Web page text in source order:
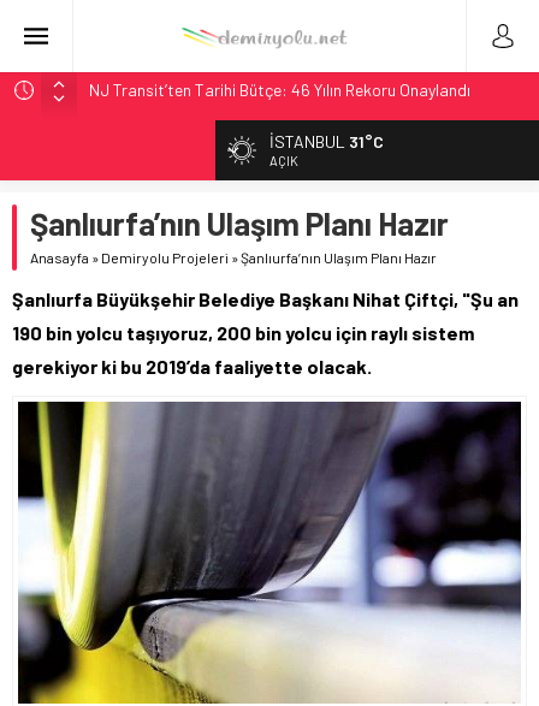
NJ Transit’ten Tarihi Bütçe: 46 Yılın Rekoru Onaylandı
Rocky Mountain, Güneş Enerjili Tesisten İlk Rayı Sevk Etti
AAR, MIT ve Berkeley Dahil 4 Üniversiteyle Araştırma
Konsorsiyumu Başlattı
Long Beach Limanı’na 58 Milyon Dolarlık Yeşil Yatırım Ödülü
Chicago’da Metra Polisi BVLOS Drone’larla Müdahale
İSTANBUL 31°C
AÇIK
Şanlıurfa’nın Ulaşım Planı Hazır
Anasayfa » Demiryolu Projeleri »Şanlıurfa’nın Ulaşım Planı Hazır
Şanlıurfa Büyükşehir Belediye Başkanı Nihat Çiftçi, "Şu an
190 bin yolcu taşıyoruz, 200 bin yolcu için raylı sistem
gerekiyor ki bu 2019’da faaliyette olacak.